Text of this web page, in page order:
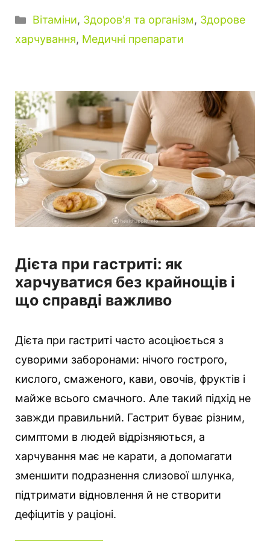
Категорії
Вітаміни, Здоров'я та організм, Здорове
харчування, Медичні препарати
Дієта при гастриті: як
харчуватися без крайнощів і
що справді важливо
Дієта при гастриті часто асоціюється з
суворими заборонами: нічого гострого,
кислого, смаженого, кави, овочів, фруктів і
майже всього смачного. Але такий підхід не
завжди правильний. Гастрит буває різним,
симптоми в людей відрізняються, а
харчування має не карати, а допомагати
зменшити подразнення слизової шлунка,
підтримати відновлення й не створити
дефіцитів у раціоні.